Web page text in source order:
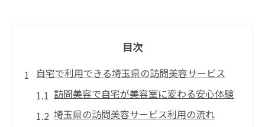
目次
自宅で利用できる埼玉県の訪問美容サービス
訪問美容で自宅が美容室に変わる安心体験
埼玉県の訪問美容サービス利用の流れ